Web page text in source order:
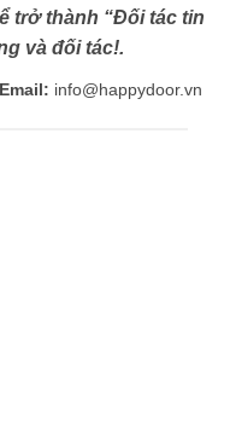
trở thành “Đối tác tin
và đối tác!.
Email: info@happydoor.vn